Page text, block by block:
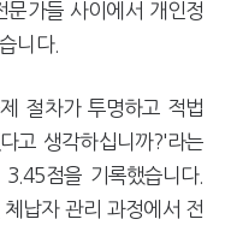
가들 사이에서 개인정
니다.
절차가 투명하고 적법
고 생각하십니까?'라는
점을 기록했습니다.
납자 관리 과정에서 전